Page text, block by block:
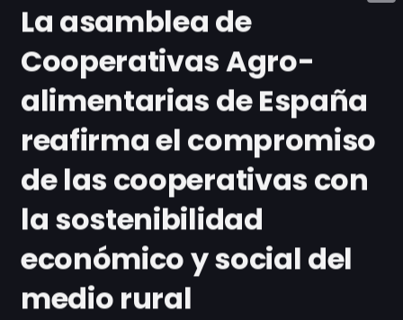
La asamblea de
Cooperativas Agro-
alimentarias de España
reafirma el compromiso
de las cooperativas con
la sostenibilidad
económico y social del
medio rural